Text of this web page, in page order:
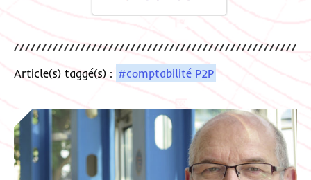
Article(s) taggé(s) : #comptabilité P2P